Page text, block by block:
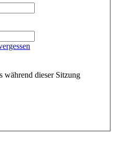
während dieser Sitzung